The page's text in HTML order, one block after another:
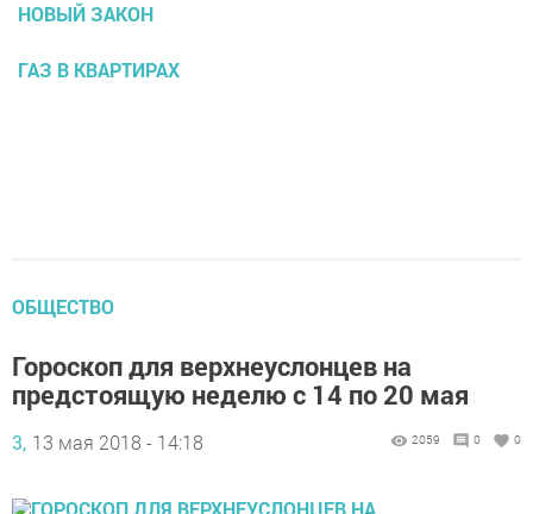
НОВЫЙ ЗАКОН
ГАЗ В КВАРТИРАХ
ОБЩЕСТВО
Гороскоп для верхнеуслонцев на
предстоящую неделю с 14 по 20 мая
3, 13 мая 2018 - 14:18 2059 0 0